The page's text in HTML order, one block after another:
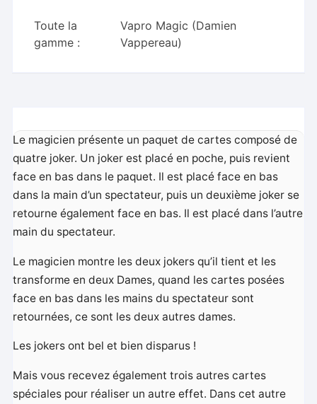
Toute la
gamme :
Vapro Magic (Damien
Vappereau)
Le magicien présente un paquet de cartes composé de
quatre joker. Un joker est placé en poche, puis revient
face en bas dans le paquet. Il est placé face en bas
dans la main d’un spectateur, puis un deuxième joker se
retourne également face en bas. Il est placé dans l’autre
main du spectateur.
Le magicien montre les deux jokers qu’il tient et les
transforme en deux Dames, quand les cartes posées
face en bas dans les mains du spectateur sont
retournées, ce sont les deux autres dames.
Les jokers ont bel et bien disparus !
Mais vous recevez également trois autres cartes
spéciales pour réaliser un autre effet. Dans cet autre